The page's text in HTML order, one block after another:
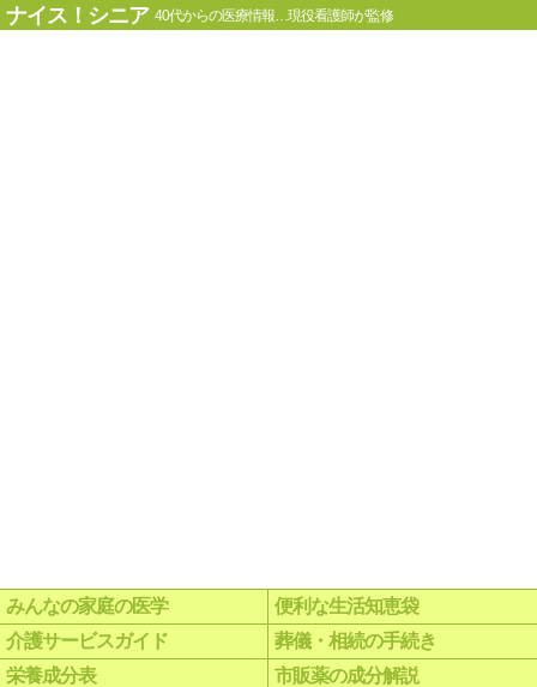
ナイス！シニア 40代からの医療情報…現役看護師が監修
みんなの家庭の医学
便利な生活知恵袋
介護サービスガイド
葬儀・相続の手続き
栄養成分表
市販薬の成分解説